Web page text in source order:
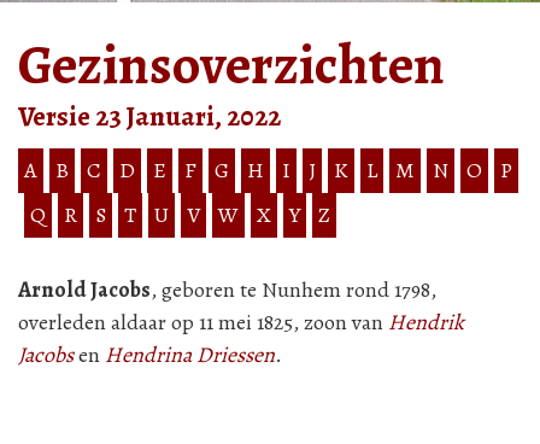
Gezinsoverzichten
Versie 23 Januari, 2022
A B C D E F G H I J K L M N O
P
Q
R S T U V W X Y Z
Arnold Jacobs, geboren te Nunhem rond 1798,
overleden aldaar op 11 mei 1825, zoon van Hendrik
Jacobsen Hendrina Driessen.